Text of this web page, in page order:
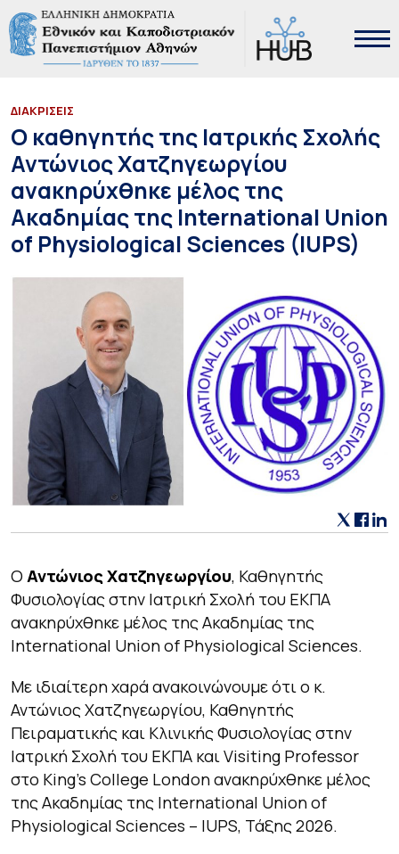
ΔΙΑΚΡΙΣΕΙΣ
Ο καθηγητής της Ιατρικής Σχολής
Αντώνιος Χατζηγεωργίου
ανακηρύχθηκε μέλος της
Ακαδημίας της International Union
of Physiological Sciences (IUPS)
Ο Αντώνιος Χατζηγεωργίου, Καθηγητής
Φυσιολογίας στην Ιατρική Σχολή του ΕΚΠΑ
ανακηρύχθηκε μέλος της Ακαδημίας της
International Union of Physiological Sciences.
Με ιδιαίτερη χαρά ανακοινώνουμε ότι ο κ.
Αντώνιος Χατζηγεωργίου, Καθηγητής
Πειραματικής και Κλινικής Φυσιολογίας στην
Ιατρική Σχολή του ΕΚΠΑ και Visiting Professor
στο King’s College London ανακηρύχθηκε μέλος
της Ακαδημίας της International Union of
Physiological Sciences – IUPS, Τάξης 2026.